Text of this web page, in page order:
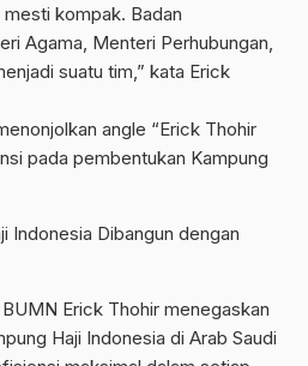
kompak. Badan
Agama, Menteri Perhubungan,
suatu tim,” kata Erick
angle “Erick Thohir
pada pembentukan Kampung
Indonesia Dibangun dengan
Erick Thohir menegaskan
Haji Indonesia di Arab Saudi